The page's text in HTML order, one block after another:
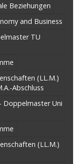
Beziehungen
and Business
TU
(LL.M.)
Abschluss
Doppelmaster Uni
(LL.M.)